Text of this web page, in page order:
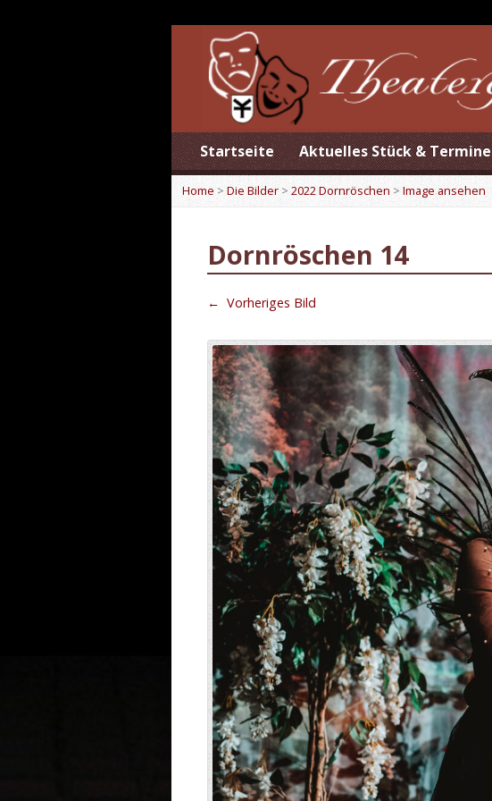
Startseite Aktuelles Stück & Termine
Home > Die Bilder >2022 Dornröschen >Image ansehen
Dornröschen 14
← Vorheriges Bild